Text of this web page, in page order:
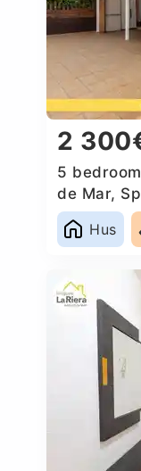
2
5
de Mar,
Hus